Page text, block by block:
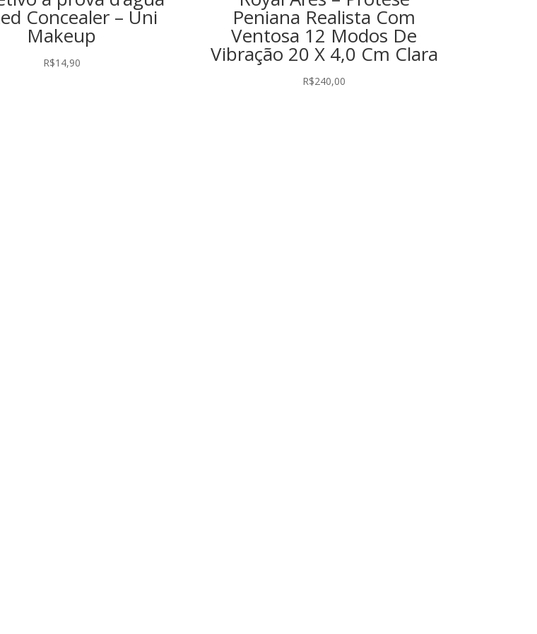
Concealer – Uni
Makeup
R$14,90
Peniana Realista Com
Ventosa 12 Modos De
Vibração 20 X 4,0 Cm Clara
R$240,00